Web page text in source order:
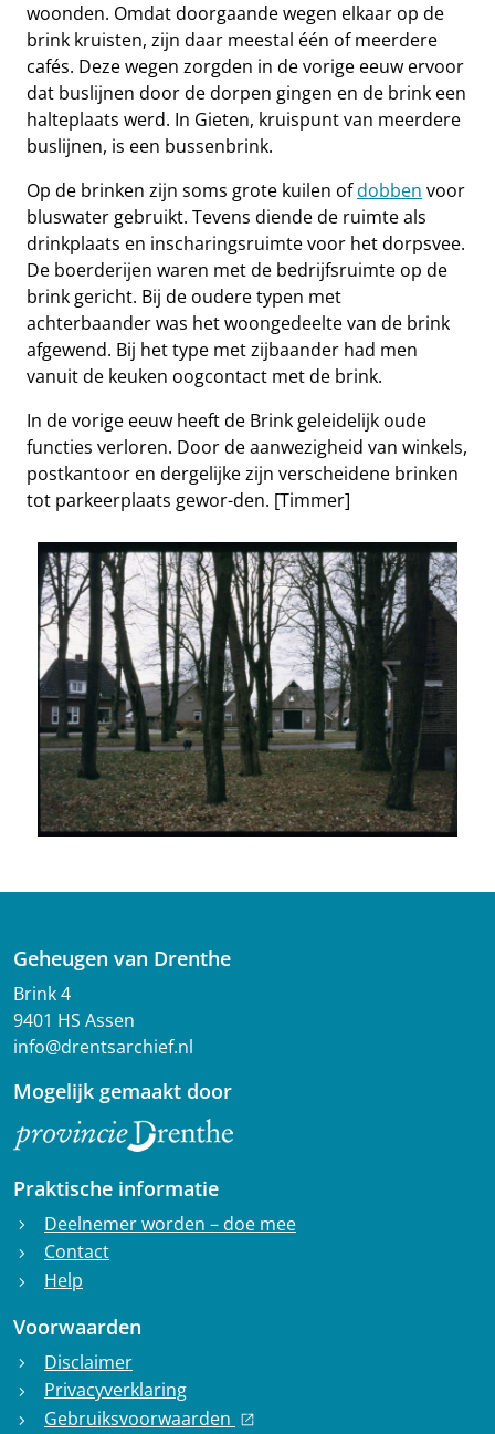
woonden. Omdat doorgaande wegen elkaar op de
brink kruisten, zijn daar meestal één of meerdere
cafés. Deze wegen zorgden in de vorige eeuw ervoor
dat buslijnen door de dorpen gingen en de brink een
halteplaats werd. In Gieten, kruispunt van meerdere
buslijnen, is een bussenbrink.
Op de brinken zijn soms grote kuilen ofdobben voor
bluswater gebruikt. Tevens diende de ruimte als
drinkplaats en inscharingsruimte voor het dorpsvee.
De boerderijen waren met de bedrijfsruimte op de
brink gericht. Bij de oudere typen met
achterbaander was het woongedeelte van de brink
afgewend. Bij het type met zijbaander had men
vanuit de keuken oogcontact met de brink.
In de vorige eeuw heeft de Brink geleidelijk oude
functies verloren. Door de aanwezigheid van winkels,
postkantoor en dergelijke zijn verscheidene brinken
tot parkeerplaats gewor-den. [Timmer]
Geheugen van Drenthe
Brink 4
9401 HS Assen
info@drentsarchief.nl
Mogelijk gemaakt door
Praktische informatie
chevron_right Deelnemer worden – doe mee
chevron_right Contact
chevron_right Help
Voorwaarden
chevron_right Disclaimer
chevron_right Privacyverklaring
chevron_right Gebruiksvoorwaarden open_in_new